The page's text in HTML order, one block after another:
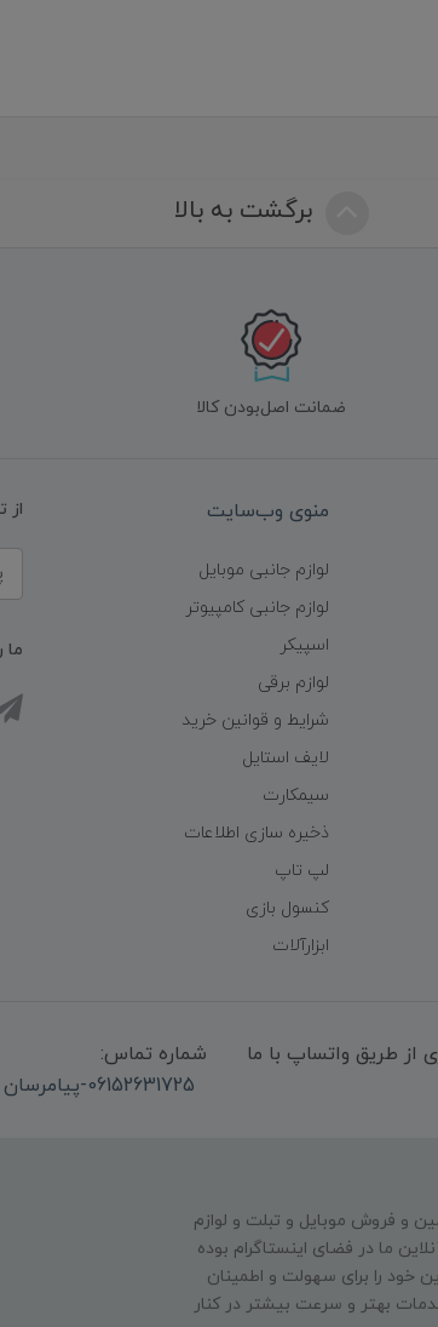
برگشت به بالا
ضمانت اصل‌بودن کالا
منوی وب‌سایت
لوازم جانبی موبایل
لوازم جانبی کامپیوتر
اسپیکر
لوازم برقی
شرایط و قوانین خرید
لایف استایل
سیمکارت
ذخیره سازی اطلاعات
لپ تاپ
کنسول بازی
ابزارآلات
از
ما
از طریق واتساپ با ما
شماره تماس:
06152631725-پیامرسان واتساپ 09339947850
فیزیکی خود را از سال ۱۳۹۴ در حوزه تامین و‌ فروش موبایل و تبلت و لوازم
ما در فضای اینستاگرام بوده
را برای سهولت و اطمینان
بهتر و سرعت بیشتر در کنار